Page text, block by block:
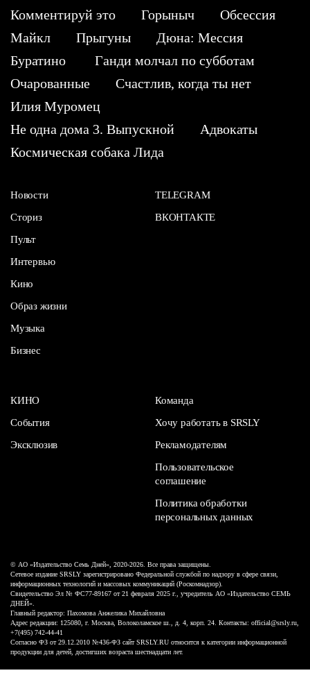
Комментируй это
Горыныч
Обсессия
Майкл
Прыгуны
Дюна: Мессия
Буратино
Ганди молчал по субботам
Очарованные
Счастлив, когда ты нет
Илия Муромец
Не одна дома 3. Выпускной
Адвокаты
Космическая собака Лида
Новости
Сториз
Пульт
Интервью
Кино
Образ жизни
Музыка
Бизнес
TELEGRAM
ВКОНТАКТЕ
КИНО
События
Эксклюзив
Команда
Хочу работать в SRSLY
Рекламодателям
Пользовательское
соглашение
Политика обработки
персональных данных
© АО «Издательство Семь Дней», 2020-2026. Все права защищены.
Сетевое издание SRSLY зарегистрировано Федеральной службой по надзору в сфере связи,
информационных технологий и массовых коммуникаций (Роскомнадзор).
Свидетельство Эл № ФС77-89167 от 21 февраля 2025 г., учредитель АО «Издательство СЕМЬ
ДНЕЙ».
Главный редактор: Пахомова Анжелика Михайловна
Адрес редакции: 125080, г. Москва, Волоколамское ш., д. 4, корп. 24. Контакты: official@srsly.ru,
+7(495) 742-44-41
Согласно ФЗ от 29.12.2010 №436-ФЗ сайт SRSLY.RU относится к категории информационной
продукции для детей, достигших возраста шестнадцати лет.